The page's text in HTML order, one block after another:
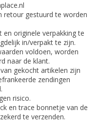
retour gestuurd te worden
en originele verpakking te
in/verpakt te zijn.
voldoen, worden
naar de klant.
gekocht artikelen zijn
zendingen
risico.
en trace bonnetje van de
te verzenden.